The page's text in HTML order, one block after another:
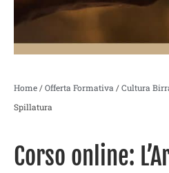
Home/Offerta Formativa /Cultura
Spillatura
Corso online: